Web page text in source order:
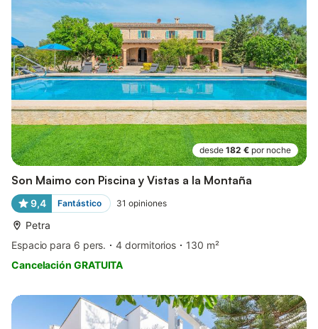
desde 182 € por noche
Son Maimo con Piscina y Vistas a la Montaña
9,4 Fantástico 31 opiniones
Petra
Espacio para 6 pers.
4 dormitorios
130 m²
Cancelación GRATUITA